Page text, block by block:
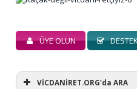
ÜYE OLUN
VİCDANİRET.ORG'da ARA